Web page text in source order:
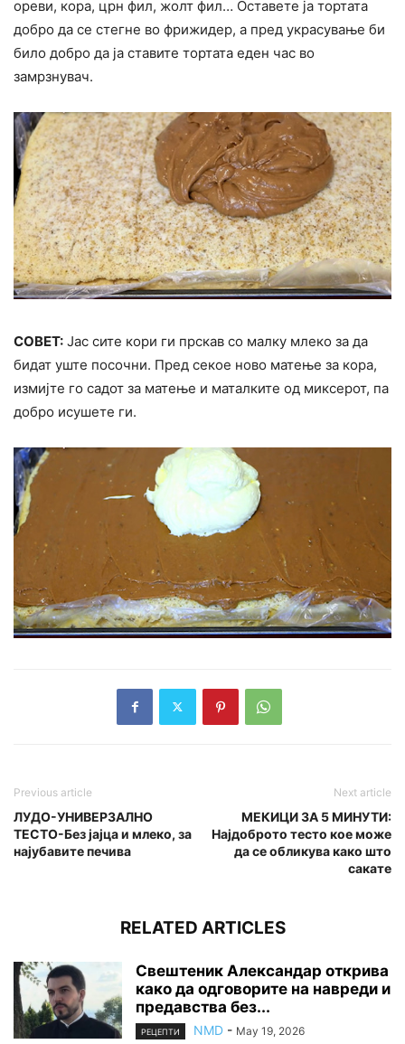
ореви, кора, црн фил, жолт фил… Оставете ја тортата
добро да се стегне во фрижидер, а пред украсување би
било добро да ја ставите тортата еден час во
замрзнувач.
СОВЕТ: Јас сите кори ги прскав со малку млеко за да
бидат уште посочни. Пред секое ново матење за кора,
измијте го садот за матење и маталките од миксерот, па
добро исушете ги.
Previous article
ЛУДО-УНИВЕРЗАЛНО
ТЕСТО-Без јајца и млеко, за
најубавите печива
Next article
МЕКИЦИ ЗА 5 МИНУТИ:
Најдоброто тесто кое може
да се обликува како што
сакате
RELATED ARTICLES
Свештеник Александар открива
како да одговорите на навреди и
предавства без...
РЕЦЕПТИ NMD - May 19, 2026